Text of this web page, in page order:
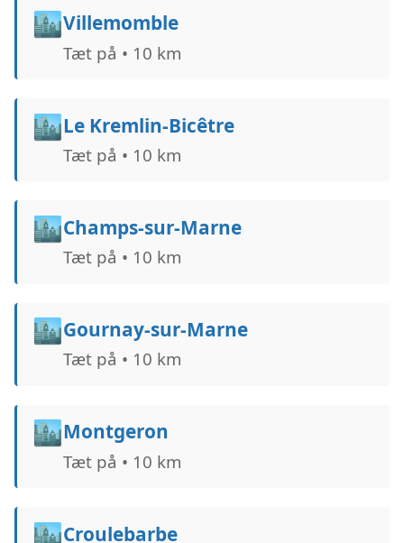
🏙️Villemomble
Tæt på • 10 km
🏙️Le Kremlin-Bicêtre
Tæt på • 10 km
🏙️Champs-sur-Marne
Tæt på • 10 km
🏙️Gournay-sur-Marne
Tæt på • 10 km
🏙️Montgeron
Tæt på • 10 km
🏙️Croulebarbe